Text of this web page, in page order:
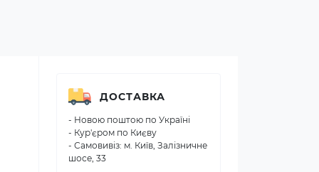
ДОСТАВКА
- Новою поштою по Україні
- Кур'єром по Києву
- Самовивіз: м. Київ, Залізничне
шосе, 33